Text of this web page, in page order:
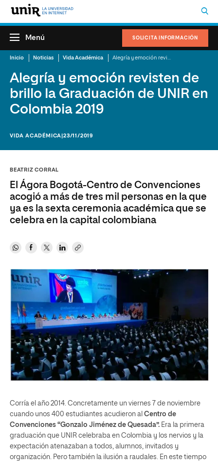
SOLICITA INFORMACIÓN
Menú
Inicio Noticias Vida Académica
Alegría y emoción revisten de
brillo la Graduación de UNIR en
Colombia 2019
VIDA ACADÉMICA |23/11/2019
BEATRIZ CORRAL
El Ágora Bogotá-Centro de Convenciones
acogió a más de tres mil personas en la que
ya es la sexta ceremonia académica que se
celebra en la capital colombiana
Corría el año 2014. Concretamente un viernes 7 de noviembre
cuando unos 400 estudiantes acudieron al Centro de
Convenciones “Gonzalo Jiménez de Quesada”. Era la primera
graduación que UNIR celebraba en Colombia y los nervios y la
expectación atenazaban a todos, alumnos, invitados y
organización. Pero también la ilusión a raudales. En este tiempo